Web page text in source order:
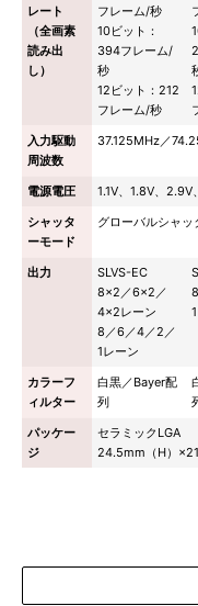
レート
（全画素
読み出
し）
フレーム/秒
10ビット：
394フレーム/
秒
12ビット：212
フレーム/秒
入力駆動
周波数
37.125MHz／
電源電圧
1.1V、1.8V、2.9V
シャッタ
ーモード
グローバルシャッ
出力
SLVS-EC
8×2／6×2／
4×2レーン
8／6／4／2／
1レーン
カラーフ
ィルター
白黒／Bayer配
列
パッケー
ジ
セラミックLGA
24.5mm（H）